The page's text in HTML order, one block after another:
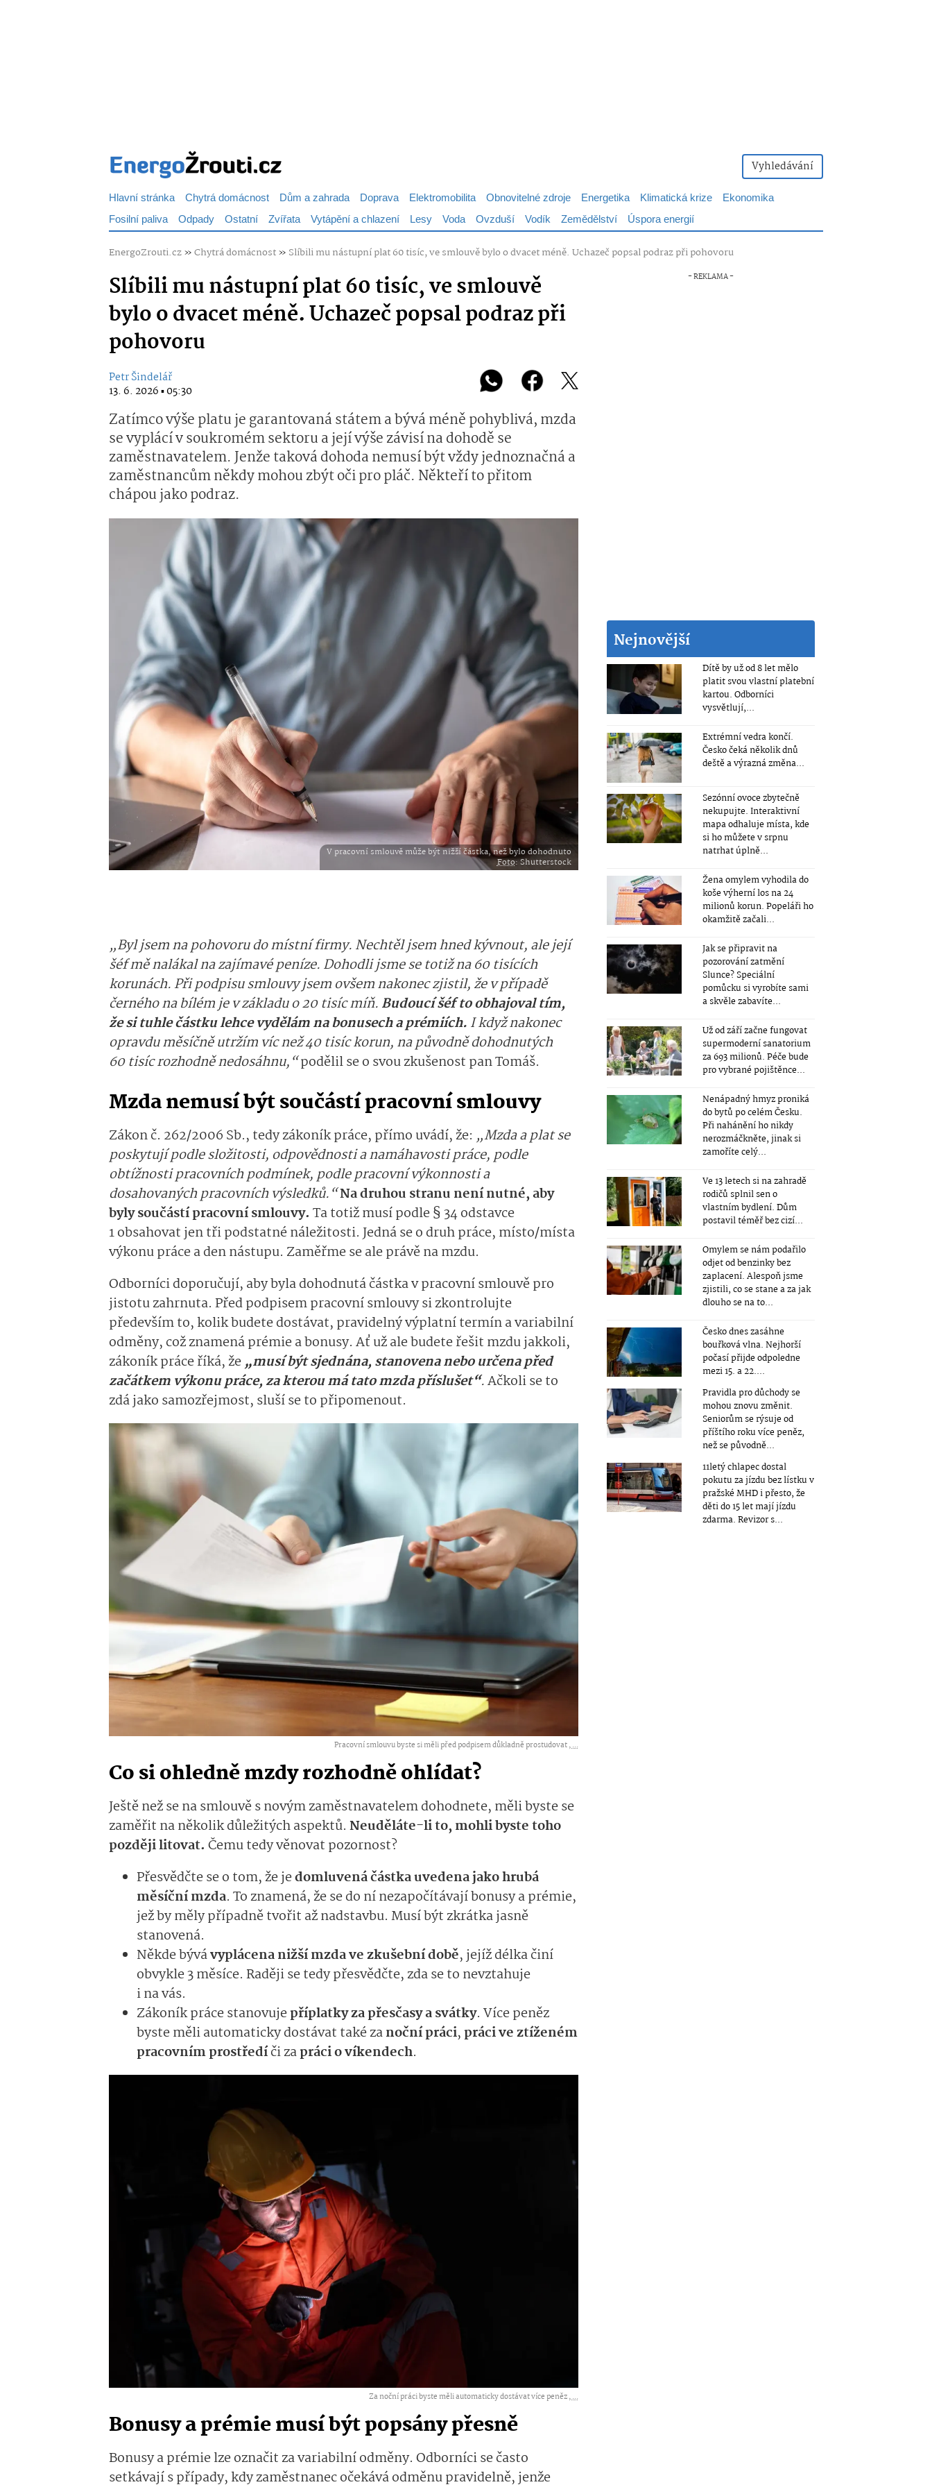
Vyhledávání
Hlavní stránka Chytrá domácnost Dům a zahrada Doprava Elektromobilita Obnovitelné zdroje Energetika Klimatická krize
Ekonomika
Fosilní paliva Odpady Ostatní Zvířata Vytápění a chlazení Lesy Voda Ovzduší Vodík Zemědělství Úspora energií
EnergoZrouti.cz»Chytrá domácnost» Slíbili mu nástupní plat 60 tisíc, ve smlouvě bylo o dvacet méně. Uchazeč popsal podraz při pohovoru
Slíbili mu nástupní plat 60 tisíc, ve smlouvě
bylo o dvacet méně. Uchazeč popsal podraz při
pohovoru
Petr Šindelář
13. 6. 2026 ▪ 05:30
Zatímco výše platu je garantovaná státem a bývá méně pohyblivá, mzda
se vyplácí v soukromém sektoru a její výše závisí na dohodě se
zaměstnavatelem. Jenže taková dohoda nemusí být vždy jednoznačná a
zaměstnancům někdy mohou zbýt oči pro pláč. Někteří to přitom
chápou jako podraz.
V pracovní smlouvě může být nižší částka, než bylo dohodnuto
Foto: Shutterstock
„Byl jsem na pohovoru do místní firmy. Nechtěl jsem hned kývnout, ale její
šéf mě nalákal na zajímavé peníze. Dohodli jsme se totiž na 60 tisících
korunách. Při podpisu smlouvy jsem ovšem nakonec zjistil, že v případě
černého na bílém je v základu o 20 tisíc míň. Budoucí šéf to obhajoval tím,
že si tuhle částku lehce vydělám na bonusech a prémiích. I když nakonec
opravdu měsíčně utržím víc než 40 tisíc korun, na původně dohodnutých
60 tisíc rozhodně nedosáhnu,“podělil se o svou zkušenost pan Tomáš.
Mzda nemusí být součástí pracovní smlouvy
Zákon č. 262/2006 Sb., tedy zákoník práce, přímo uvádí, že: „Mzda a plat se
poskytují podle složitosti, odpovědnosti a namáhavosti práce, podle
obtížnosti pracovních podmínek, podle pracovní výkonnosti a
dosahovaných pracovních výsledků.“Na druhou stranu není nutné, aby
byly součástí pracovní smlouvy. Ta totiž musípodle § 34 odstavce
1obsahovat jen tři podstatné náležitosti. Jedná se o druh práce, místo/místa
výkonu práce a den nástupu. Zaměřme se ale právě na mzdu.
Odborníci doporučují, aby byla dohodnutá částka v pracovní smlouvě pro
jistotu zahrnuta. Před podpisem pracovní smlouvy si zkontrolujte
především to, kolik budete dostávat, pravidelný výplatní termín a variabilní
odměny, což znamená prémie a bonusy. Ať už ale budete řešit mzdu jakkoli,
zákoník práce říká, že„musí být sjednána, stanovena nebo určena před
začátkem výkonu práce, za kterou má tato mzda příslušet“.Ačkoli se to
zdá jako samozřejmost, sluší se to připomenout.
Pracovní smlouvu byste si měli před podpisem důkladně prostudovat ,...
Co si ohledně mzdy rozhodně ohlídat?
Ještě než se na smlouvě s novým zaměstnavatelem dohodnete, měli byste se
zaměřit na několik důležitých aspektů. Neuděláte-li to, mohli byste toho
později litovat. Čemu tedy věnovat pozornost?
Přesvědčte se o tom, že jedomluvená částka uvedena jako hrubá
měsíční mzda. To znamená, že se do ní nezapočítávají bonusy a prémie,
jež by měly případně tvořit až nadstavbu. Musí být zkrátka jasně
stanovená.
Někde bývávyplácena nižší mzda ve zkušební době, jejíž délka činí
obvykle 3 měsíce. Raději se tedy přesvědčte, zda se to nevztahuje
i na vás.
Zákoník práce stanovujepříplatky za přesčasy a svátky. Více peněz
byste měli automaticky dostávat také zanoční práci, práci ve ztíženém
pracovním prostředíči zapráci o víkendech.
Za noční práci byste měli automaticky dostávat více peněz ,...
Bonusy a prémie musí být popsány přesně
Bonusy a prémie lze označit za variabilní odměny. Odborníci se často
setkávají s případy, kdy zaměstnanec očekává odměnu pravidelně, jenže
Nejnovější
Dítě by už od 8 let mělo
platit svou vlastní platební
kartou. Odborníci
vysvětlují,...
Extrémní vedra končí.
Česko čeká několik dnů
deště a výrazná změna...
Sezónní ovoce zbytečně
nekupujte. Interaktivní
mapa odhaluje místa, kde
si ho můžete v srpnu
natrhat úplně...
Žena omylem vyhodila do
koše výherní los na 24
milionů korun. Popeláři ho
okamžitě začali...
Jak se připravit na
pozorování zatmění
Slunce? Speciální
pomůcku si vyrobíte sami
a skvěle zabavíte...
Už od září začne fungovat
supermoderní sanatorium
za 693 milionů. Péče bude
pro vybrané pojištěnce...
Nenápadný hmyz proniká
do bytů po celém Česku.
Při nahánění ho nikdy
nerozmáčkněte, jinak si
zamoříte celý...
Ve 13 letech si na zahradě
rodičů splnil sen o
vlastním bydlení. Dům
postavil téměř bez cizí...
Omylem se nám podařilo
odjet od benzinky bez
zaplacení. Alespoň jsme
zjistili, co se stane a za jak
dlouho se na to...
Česko dnes zasáhne
bouřková vlna. Nejhorší
počasí přijde odpoledne
mezi 15. a 22....
Pravidla pro důchody se
mohou znovu změnit.
Seniorům se rýsuje od
příštího roku více peněz,
než se původně...
11letý chlapec dostal
pokutu za jízdu bez lístku v
pražské MHD i přesto, že
děti do 15 let mají jízdu
zdarma. Revizor s...